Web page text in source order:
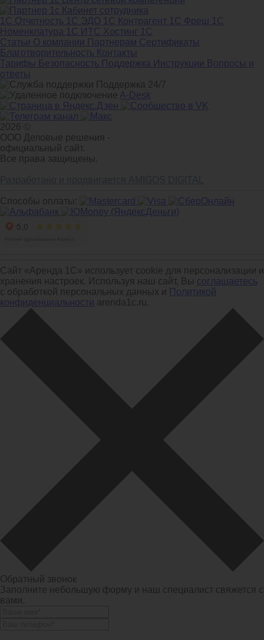
1С Отчетность 1С ЭДО 1С Контрагент 1С Фреш
1С
Номенклатура 1С ИТС Хостинг 1С
Статьи О компании Партнерам Сертификаты
Благотворительность Контакты
Тарифы Безопасность Поддержка Инструкции Вопросы и
ответы
Поддержка 24/7
A-Desk
2026 ©
ООО Деловые решения -
официальный сайт.
Все права защищены.
Способы оплаты:
Сайт «Аренда 1С» использует cookie для персонализации и
хранения настроек. Используя наш сайт, Вы соглашаетесь
с обработкой персональных данных и Политикой
конфиденциальности arenda1c.ru.
Обратный звонок
Заполните небольшую форму и наш специалист свяжется с
вами.